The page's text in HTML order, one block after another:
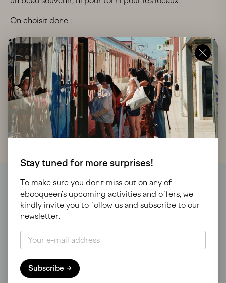
On choisit donc :
des périodesplus calmes(bon ça c’est à toi de choisir
avec les pré-ventes, mais t’as été prévenu!)
desquartiers ou lieux moins fréquentés(genre
dormir près de Venise, au lieu d’être en plein centre)
des lieux où l’économie touristique peutprofiter aux
habitants
de s’inspirer du mode de vie local, pas ce que les
guides touristiques répètent
Stay tuned for more surprises!
To make sure you don't miss out on any of
ebooqueen's upcoming activities and offers, we
kindly invite you to follow us and subscribe to our
newsletter.
Subscribe